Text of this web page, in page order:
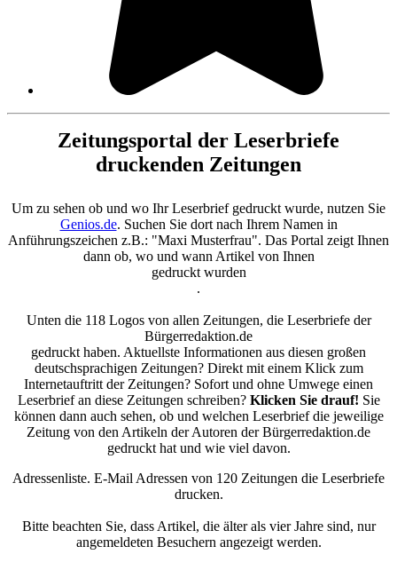
Zeitungsportal der Leserbriefe
druckenden Zeitungen
Um zu sehen ob und wo Ihr Leserbrief gedruckt wurde, nutzen Sie
Genios.de. Suchen Sie dort nach Ihrem Namen in
Anführungszeichen z.B.: "Maxi Musterfrau". Das Portal zeigt Ihnen
dann ob, wo und wann Artikel von Ihnen
gedruckt wurden
.
Unten die 118 Logos von allen Zeitungen, die Leserbriefe der
Bürgerredaktion.de
gedruckt haben. Aktuellste Informationen aus diesen großen
deutschsprachigen Zeitungen? Direkt mit einem Klick zum
Internetauftritt der Zeitungen? Sofort und ohne Umwege einen
Leserbrief an diese Zeitungen schreiben? Klicken Sie drauf! Sie
können dann auch sehen, ob und welchen Leserbrief die jeweilige
Zeitung von den Artikeln der Autoren der Bürgerredaktion.de
gedruckt hat und wie viel davon.
Adressenliste. E-Mail Adressen von 120 Zeitungen die Leserbriefe
drucken.
Bitte beachten Sie, dass Artikel, die älter als vier Jahre sind, nur
angemeldeten Besuchern angezeigt werden.